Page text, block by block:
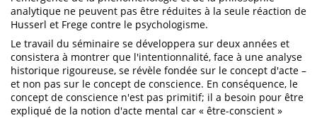
analytique ne peuvent pas être réduites à la seule réaction de
Husserl et Frege contre le psychologisme.
Le travail du séminaire se développera sur deux années et
consistera à montrer que l'intentionnalité, face à une analyse
historique rigoureuse, se révèle fondée sur le concept d'acte –
et non pas sur le concept de conscience. En conséquence, le
concept de conscience n'est pas primitif; il a besoin pour être
expliqué de la notion d'acte mental car « être-conscient »